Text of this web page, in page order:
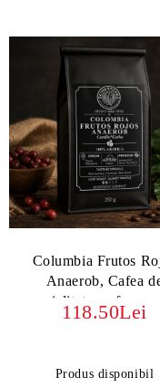
Columbia Frutos
Anaerob, Cafea
specialitate cu
anaerobă, aromată și
118.50Lei
Produs disponibil